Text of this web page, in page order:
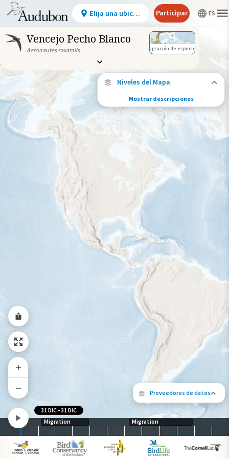
Vencejo Pecho Blanco
Aeronautes saxatalis Migración de especies
Proveedores de datos
Los siguientes socios contribuyeron
Niveles del Mapa
Migración de especies
Vea dónde viaja esta especie durante todo
el año.
Abundancia de esta especie
Alto
Gama de especies por estación
Gama de verano
Rango de invierno
Rango a lo largo del año
Mostrar descripciones
Migration Migration
31 DIC -31 DIC
Elija una ubicación Participar